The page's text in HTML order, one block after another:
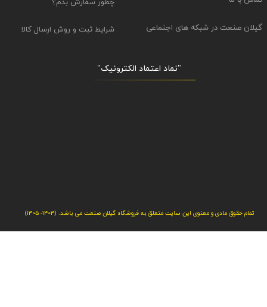
چطور سفارش بدم؟
شرایط ثبت و روش ارسال کالا
تمام حقوق مادی و معنوی این سایت متعلق به فروشگاه گیلان صنعت می باشد. (1404- 1405)
"نماد اعتماد الکترونیک​​​​​​​"
گیلان صنعت در شبکه های اجتماعی